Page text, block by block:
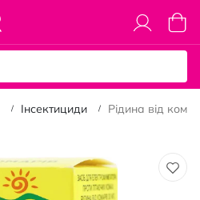
Кошик
Інсектициди Рідина від